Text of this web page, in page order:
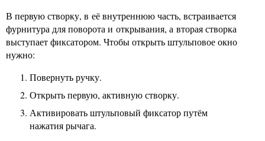
В первую створку, в её внутреннюю часть, встраивается
фурнитура для поворота и открывания, а вторая створка
выступает фиксатором. Чтобы открыть штульповое окно
нужно:
Повернуть ручку.
Открыть первую, активную створку.
Активировать штульповый фиксатор путём
нажатия рычага.